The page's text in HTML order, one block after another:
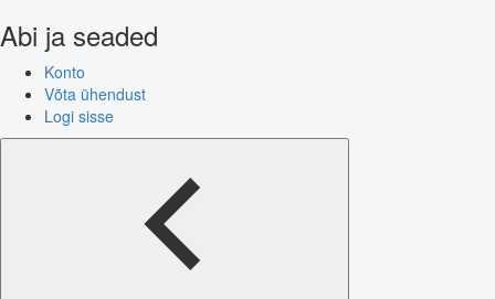
Abi ja seaded
Konto
Võta ühendust
Logi sisse